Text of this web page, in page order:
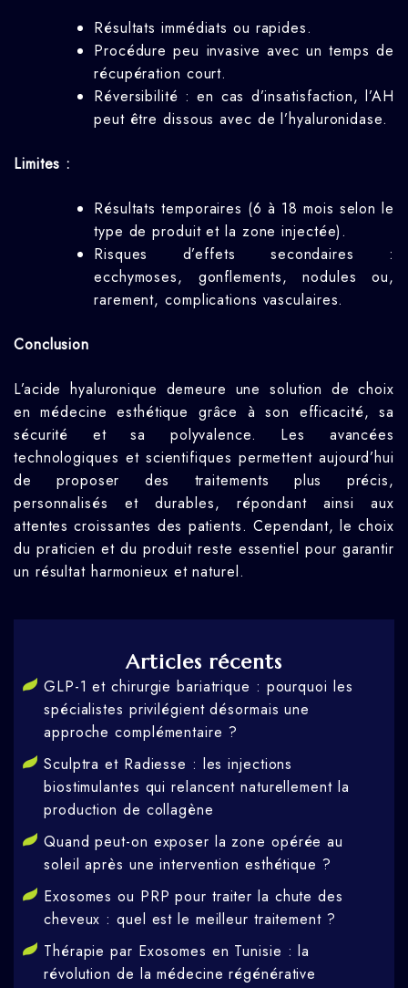
Résultats immédiats ou rapides.
Procédure peu invasive avec un temps de
récupération court.
Réversibilité : en cas d’insatisfaction, l’AH
peut être dissous avec de l’hyaluronidase.
Limites :
Résultats temporaires (6 à 18 mois selon le
type de produit et la zone injectée).
Risques d’effets secondaires :
ecchymoses, gonflements, nodules ou,
rarement, complications vasculaires.
Conclusion
L’acide hyaluronique demeure une solution de choix
en médecine esthétique grâce à son efficacité, sa
sécurité et sa polyvalence. Les avancées
technologiques et scientifiques permettent aujourd’hui
de proposer des traitements plus précis,
personnalisés et durables, répondant ainsi aux
attentes croissantes des patients. Cependant, le choix
du praticien et du produit reste essentiel pour garantir
un résultat harmonieux et naturel.
Articles récents
GLP-1 et chirurgie bariatrique : pourquoi les
spécialistes privilégient désormais une
approche complémentaire ?
Sculptra et Radiesse : les injections
biostimulantes qui relancent naturellement la
production de collagène
Quand peut-on exposer la zone opérée au
soleil après une intervention esthétique ?
Exosomes ou PRP pour traiter la chute des
cheveux : quel est le meilleur traitement ?
Thérapie par Exosomes en Tunisie : la
révolution de la médecine régénérative